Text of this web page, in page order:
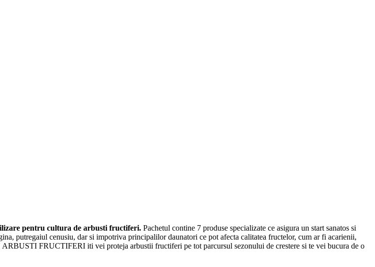
pentru cultura de arbusti fructiferi. Pachetul contine 7 produse specializate ce asigura un start sanatos si
putregaiul cenusiu, dar si impotriva principalilor daunatori ce pot afecta calitatea fructelor, cum ar fi acarienii,
FRUCTIFERI iti vei proteja arbustii fructiferi pe tot parcursul sezonului de crestere si te vei bucura de o